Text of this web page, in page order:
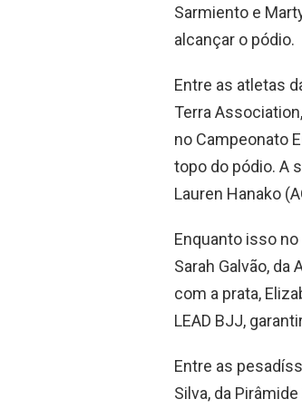
Sarmiento e
alcançar o pódio.
Entre as atletas
Terra
no Campeonato
topo do pódio. A
Lauren Hanako
Enquanto isso
Sarah Galvão,
com a prata,
LEAD BJJ,
Entre as
Silva, da